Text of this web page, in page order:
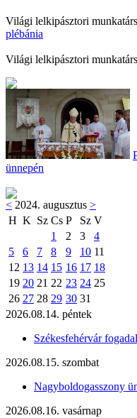
Világi lelkipásztori
plébánia
Világi lelkipásztori
ünnepén
< 2024. augusztus >
H K Sz Cs P Sz V
1
2 3
4
5
6 7 8 9 10 11
12 13 14 15 16 17 18
19 20 21 22 23 24 25
26 27 28 29 30 31
2026.08.14. péntek
Székesfehérvár
2026.08.15. szombat
Nagyboldogasszony
2026.08.16. vasárnap